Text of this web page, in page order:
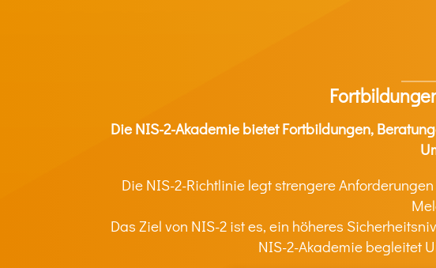
Die NIS-2-Akademie bietet Fortbildungen,
Die NIS-2-Richtlinie legt strengere
Das Ziel von NIS-2 ist es, ein höheres
NIS-2-Akademie begleitet